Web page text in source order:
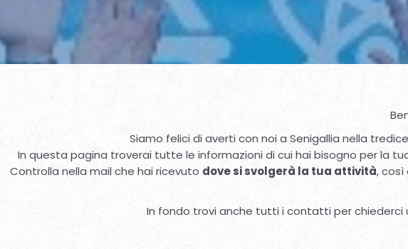
Siamo felici di averti con noi a Senigallia nella
In questa pagina troverai tutte le informazioni di cui hai bisogno per la
Controlla nella mail che hai ricevuto dove si svolgerà la tua attività, così
In fondo trovi anche tutti i contatti per chiederci